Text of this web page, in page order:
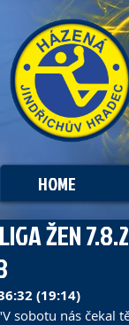
HOME
ŽEN
(19:14)
sobotu nás čekal